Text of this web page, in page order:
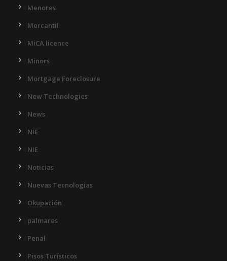
Menores
Mercantil
MiCA licence
Minors
Mortgage Foreclosure
New Technologies
News
NIE
NIE
Noticias
Nuevas Tecnologías
Okupación
palmares
Penal
Pisos Turísticos